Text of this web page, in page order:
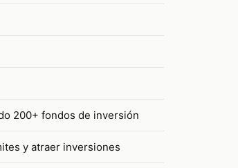
200+ fondos de inversión
y atraer inversiones